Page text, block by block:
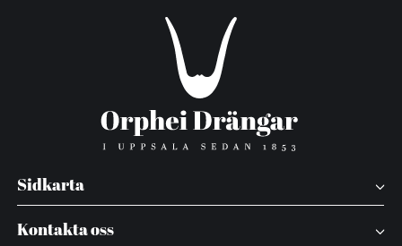
Sidkarta
Kontakta oss